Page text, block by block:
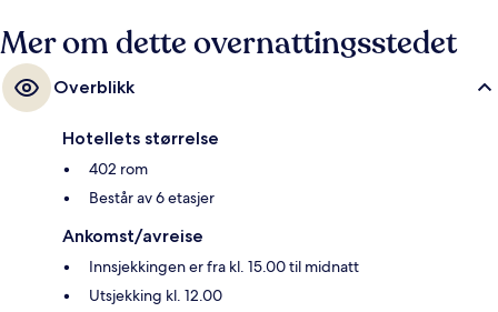
Mer om dette overnattingsstedet
Overblikk
Hotellets størrelse
402 rom
Består av 6 etasjer
Ankomst/avreise
Innsjekkingen er fra kl. 15.00 til midnatt
Utsjekking kl. 12.00